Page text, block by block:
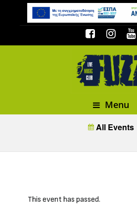
Menu
All Events
This event has passed.